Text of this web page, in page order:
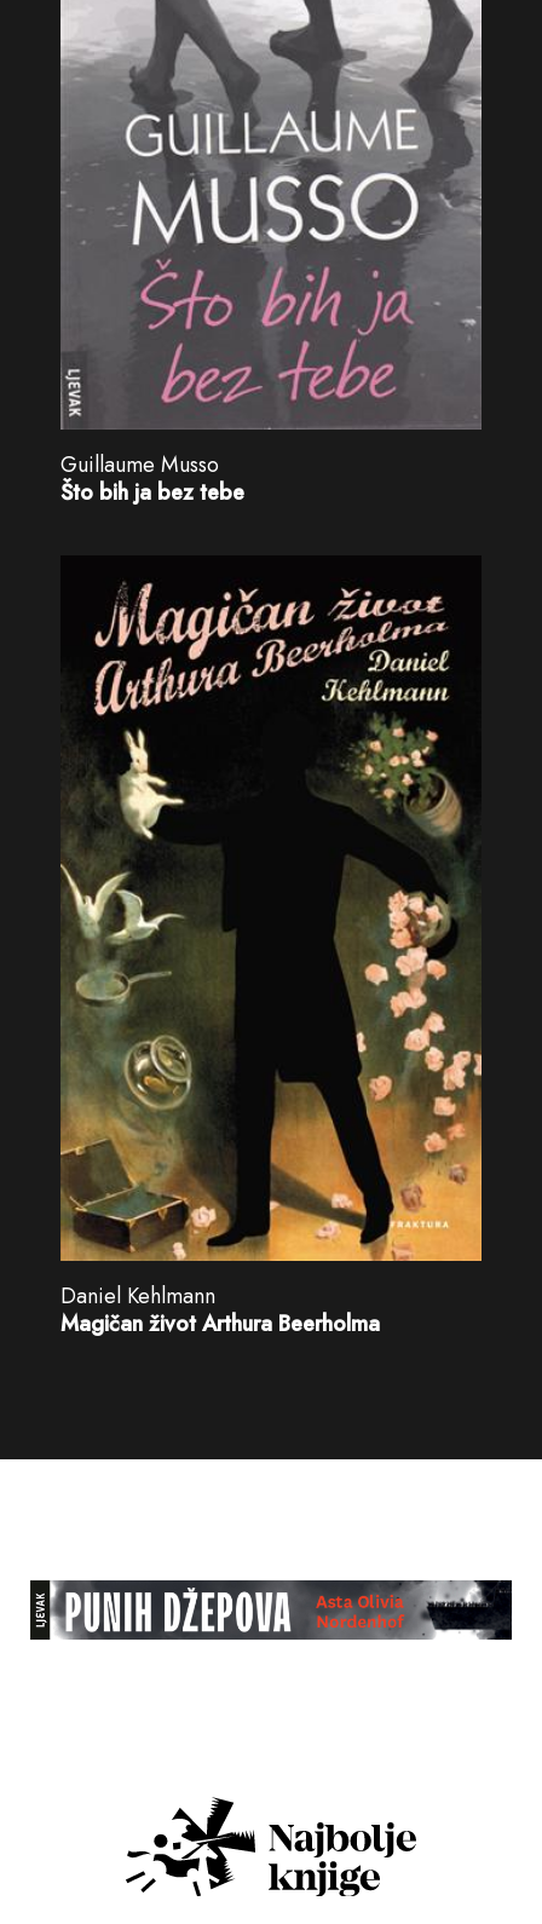
Guillaume Musso
Što bih ja bez tebe
Daniel Kehlmann
Magičan život Arthura Beerholma